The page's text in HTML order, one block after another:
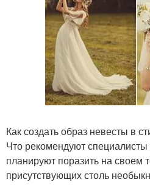
Как создать образ невесты в
Что рекомендуют
планируют поразить на своем
присутствующих столь